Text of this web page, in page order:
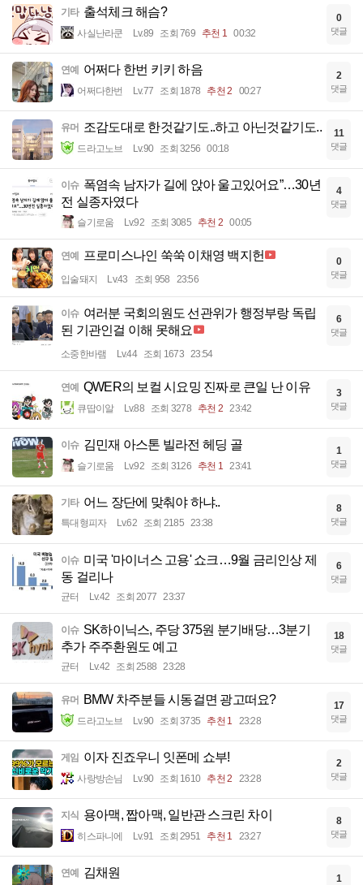
기타 출석체크 해슴?
사실난라쿤 Lv.89 조회 769 추천 1 00:32
0
댓글
연예 어쩌다 한번 키키 하음
어쩌다한번 Lv.77 조회 1878 추천 2 00:27
2
댓글
유머 조감도대로 한것같기도..하고 아닌것같기도..
드라고노브 Lv.90 조회 3256 00:18
11
댓글
이슈 폭염속 남자가 길에 앉아 울고있어요”…30년
전 실종자였다
슬기로움 Lv.92 조회 3085 추천 2 00:05
4
댓글
연예 프로미스나인 쑥쑥 이채영 백지헌
입술돼지 Lv.43 조회 958 23:56
0
댓글
이슈 여러분 국회의원도 선관위가 행정부랑 독립
된 기관인걸 이해 못해요
소중한바램 Lv.44 조회 1673 23:54
6
댓글
연예 QWER의 보컬 시요밍 진짜로 큰일 난 이유
큐땁이알 Lv.88 조회 3278 추천 2 23:42
3
댓글
이슈 김민재 아스톤 빌라전 헤딩 골
슬기로움 Lv.92 조회 3126 추천 1 23:41
1
댓글
기타 어느 장단에 맞춰야 하냐..
특대형피자 Lv.62 조회 2185 23:38
8
댓글
이슈 미국 '마이너스 고용' 쇼크…9월 금리인상 제
동 걸리나
균터 Lv.42 조회 2077 23:37
6
댓글
이슈 SK하이닉스, 주당 375원 분기배당…3분기
추가 주주환원도 예고
균터 Lv.42 조회 2588 23:28
18
댓글
유머 BMW 차주분들 시동걸면 광고떠요?
드라고노브 Lv.90 조회 3735 추천 1 23:28
17
댓글
게임 이자 진죠우니 잇폰메 쇼부!
사랑방손님 Lv.90 조회 1610 추천 2 23:28
2
댓글
지식 용아맥, 짭아맥, 일반관 스크린 차이
히스파니에 Lv.91 조회 2951 추천 1 23:27
8
댓글
연예 김채원 1